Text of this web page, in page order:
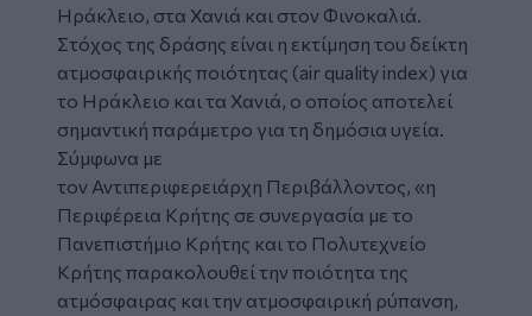
Ηράκλειο, στα Χανιά και στον Φινοκαλιά.
Στόχος της δράσης είναι η εκτίμηση του δείκτη
ατμοσφαιρικής ποιότητας (air quality index) για
το Ηράκλειο και τα Χανιά, ο οποίος αποτελεί
σημαντική παράμετρο για τη δημόσια υγεία.
Σύμφωνα με
τον Αντιπεριφερειάρχη Περιβάλλοντος, «η
Περιφέρεια Κρήτης σε συνεργασία με το
Πανεπιστήμιο Κρήτης και το Πολυτεχνείο
Κρήτης παρακολουθεί την ποιότητα της
ατμόσφαιρας και την ατμοσφαιρική ρύπανση,